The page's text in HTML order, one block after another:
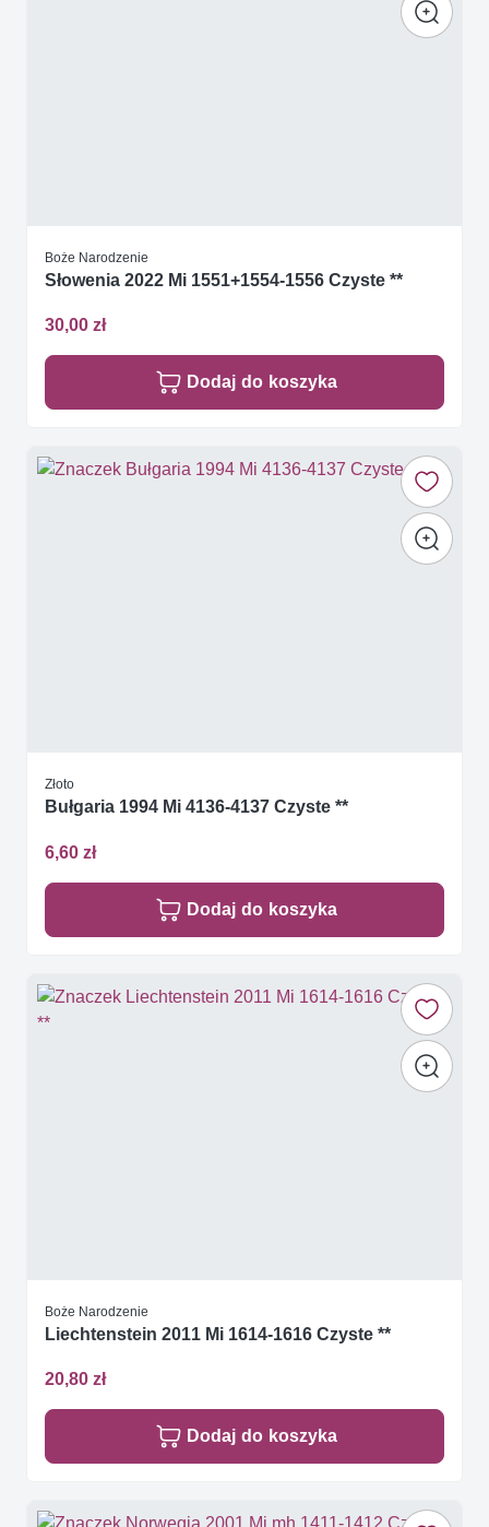
Boże Narodzenie
Słowenia 2022 Mi 1551+1554-1556 Czyste **
30,00 zł
Dodaj do koszyka
Złoto
Bułgaria 1994 Mi 4136-4137 Czyste **
6,60 zł
Dodaj do koszyka
Boże Narodzenie
Liechtenstein 2011 Mi 1614-1616 Czyste **
20,80 zł
Dodaj do koszyka